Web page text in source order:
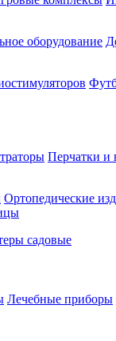
оборудование
Перчатки и
Ортопедические
садовые
Лечебные приборы